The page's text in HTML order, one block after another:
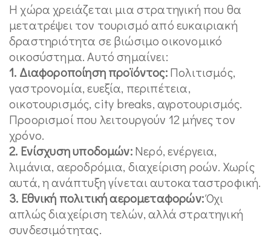
Η χώρα χρειάζεται μια στρατηγική που θα
μετατρέψει τον τουρισμό από ευκαιριακή
δραστηριότητα σε βιώσιμο οικονομικό
οικοσύστημα. Αυτό σημαίνει:
1. Διαφοροποίηση προϊόντος:Πολιτισμός,
γαστρονομία, ευεξία, περιπέτεια,
οικοτουρισμός, city breaks, αγροτουρισμός.
Προορισμοί που λειτουργούν 12 μήνες τον
χρόνο.
2. Ενίσχυση υποδομών:Νερό, ενέργεια,
λιμάνια, αεροδρόμια, διαχείριση ροών. Χωρίς
αυτά, η ανάπτυξη γίνεται αυτοκαταστροφική.
3. Εθνική πολιτική αερομεταφορών:Όχι
απλώς διαχείριση τελών, αλλά στρατηγική
συνδεσιμότητας.